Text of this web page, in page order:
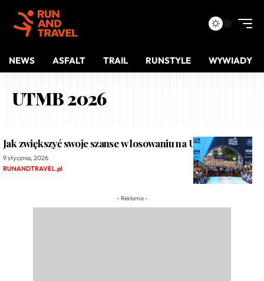
NEWS ASFALT TRAIL RUNSTYLE WYWIADY
UTMB 2026
Jak zwiększyć swoje szanse w losowaniu na UTMB 2026?
9 stycznia, 2026
RUNANDTRAVEL.pl
- Reklama -